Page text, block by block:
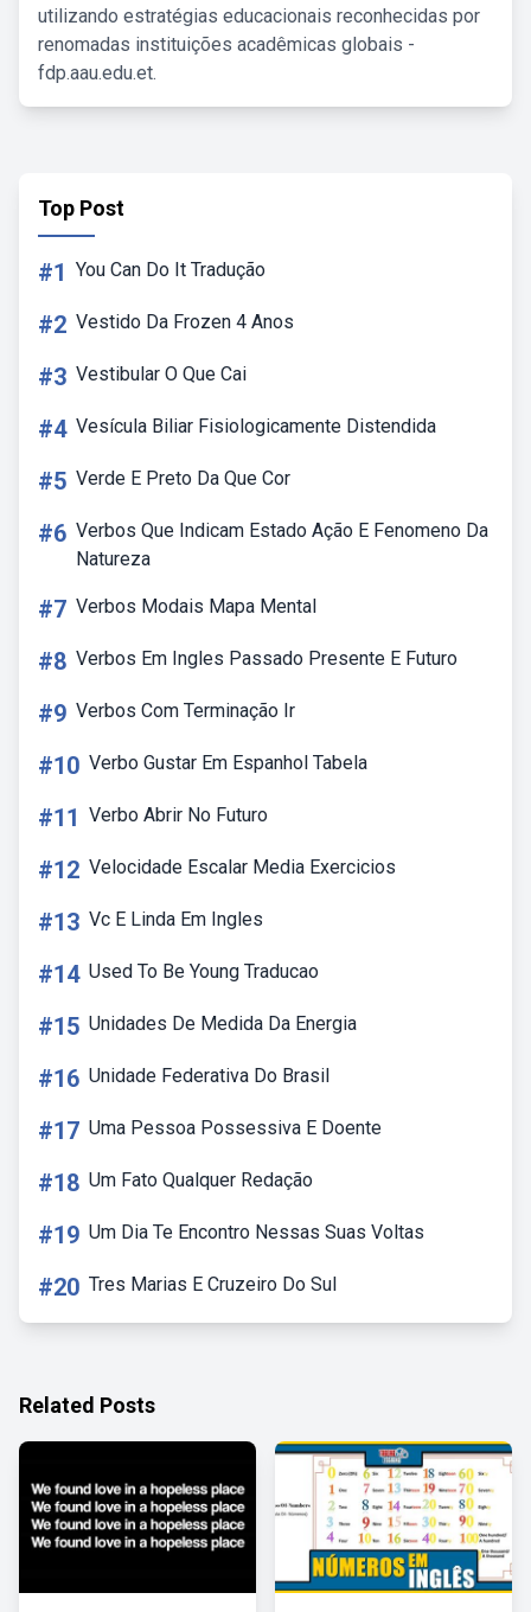
utilizando estratégias educacionais reconhecidas por
renomadas instituições acadêmicas globais -
fdp.aau.edu.et.
Top Post
#1 You Can Do It Tradução
#2 Vestido Da Frozen 4 Anos
#3 Vestibular O Que Cai
#4 Vesícula Biliar Fisiologicamente Distendida
#5 Verde E Preto Da Que Cor
#6 Verbos Que Indicam Estado Ação E Fenomeno Da
Natureza
#7 Verbos Modais Mapa Mental
#8 Verbos Em Ingles Passado Presente E Futuro
#9 Verbos Com Terminação Ir
#10 Verbo Gustar Em Espanhol Tabela
#11 Verbo Abrir No Futuro
#12 Velocidade Escalar Media Exercicios
#13 Vc E Linda Em Ingles
#14 Used To Be Young Traducao
#15 Unidades De Medida Da Energia
#16 Unidade Federativa Do Brasil
#17 Uma Pessoa Possessiva E Doente
#18 Um Fato Qualquer Redação
#19 Um Dia Te Encontro Nessas Suas Voltas
#20 Tres Marias E Cruzeiro Do Sul
Related Posts